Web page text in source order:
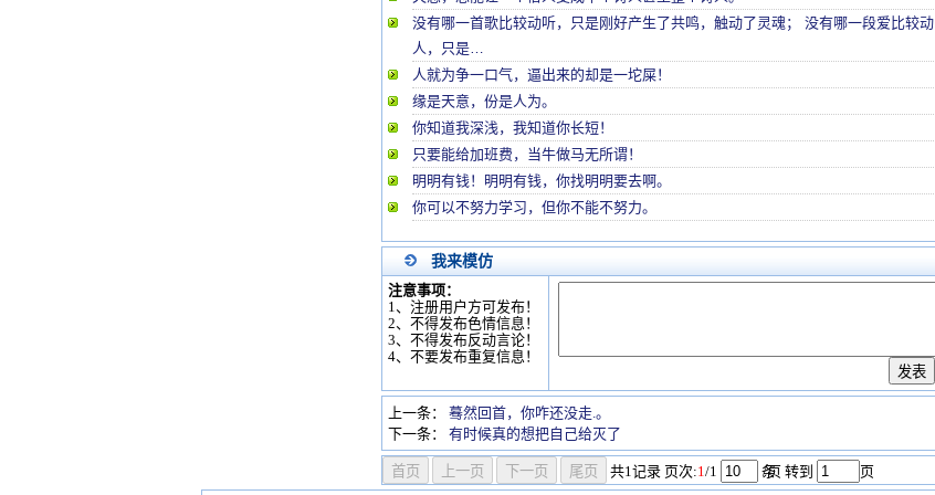
没有哪一首歌比较动听，只是刚好产生了共鸣，触动了灵魂； 没有哪一段爱比较动
人，只是…
人就为争一口气，逼出来的却是一坨屎！
缘是天意，份是人为。
你知道我深浅，我知道你长短！
只要能给加班费，当牛做马无所谓！
明明有钱！明明有钱，你找明明要去啊。
你可以不努力学习，但你不能不努力。
我来模仿
注意事项：
1、注册用户方可发布！
2、不得发布色情信息！
3、不得发布反动言论！
4、不要发布重复信息！
上一条：
蓦然回首，你咋还没走.。
下一条：
有时候真的想把自己给灭了
共1记录 页次:1/1 条
/页 转到 页